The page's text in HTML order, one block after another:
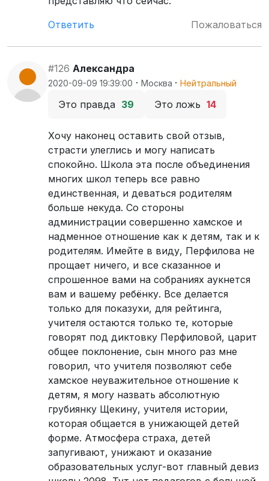
Ответить
Пожаловаться
#126 Александра
2020-09-09 19:39:00 · Москва · Нейтральный
Это правда 39 Это ложь 14
Хочу наконец оставить свой отзыв,
страсти улеглись и могу написать
спокойно. Школа эта после объединения
многих школ теперь все равно
единственная, и деваться родителям
больше некуда. Со стороны
администрации совершенно хамское и
надменное отношение как к детям, так и к
родителям. Имейте в виду, Перфилова не
прощает ничего, и все сказанное и
спрошенное вами на собраниях аукнется
вам и вашему ребёнку. Все делается
только для показухи, для рейтинга,
учителя остаются только те, которые
говорят под диктовку Перфиловой, царит
общее поклонение, сын много раз мне
говорил, что учителя позволяют себе
хамское неуважительное отношение к
детям, я могу назвать абсолютную
грубиянку Щекину, учителя истории,
которая общается в унижающей детей
форме. Атмосфера страха, детей
запугивают, унижают и оказание
образовательных услуг-вот главный девиз